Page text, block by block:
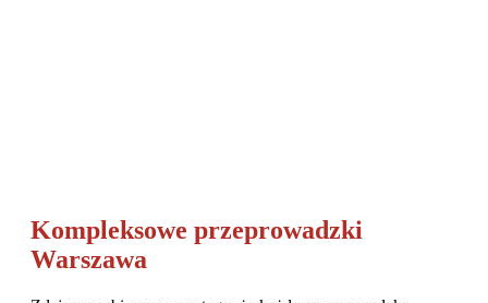
Kompleksowe przeprowadzki
Warszawa